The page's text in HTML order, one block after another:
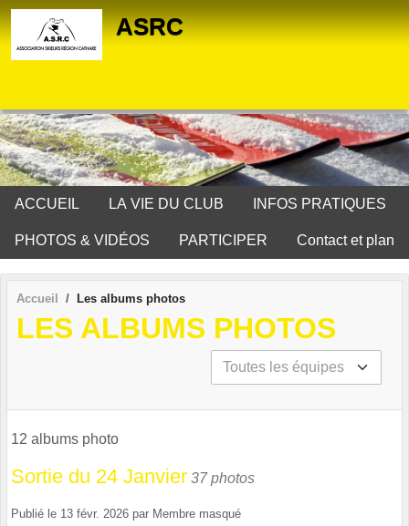
ASRC
ACCUEIL LA VIE DU CLUB INFOS PRATIQUES
PHOTOS & VIDÉOS PARTICIPER Contact et plan
Accueil Les albums photos
LES ALBUMS PHOTOS
12 albums photo
Sortie du 24 Janvier 37 photos
Publié le 13 févr. 2026 par Membre masqué
Panneau de gestion des cookies